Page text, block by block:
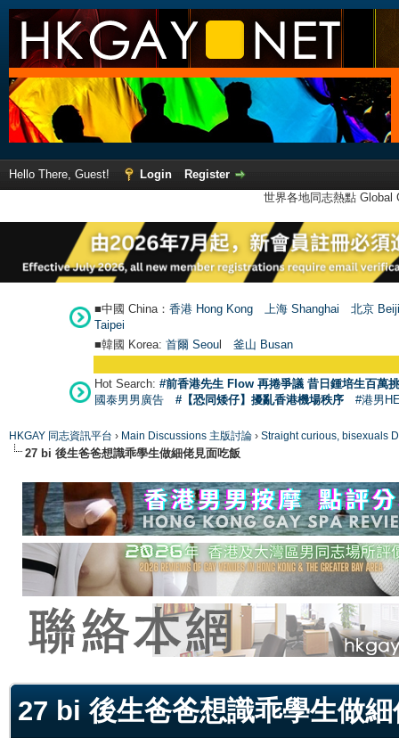
Hello There, Guest! Login
Register
世界各地同志熱點
■中國 China： 香港 Hong Kong 上海 Shanghai
北京
Taipei
■韓國 Korea: 首爾 Seoul 釜山 Busan
Hot Search: #前香港先生 Flow 再捲爭議 昔日鍾培生百萬
國泰男男廣告
#【恐同矮仔】擾亂香港機場秩序 #港男
HKGAY 同志資訊平台 › Main Discussions 主版討論 › Straight curious, bisexuals
27 bi 後生爸爸想識乖學生做細佬見面吃飯
27 bi 後生爸爸想識乖學生做